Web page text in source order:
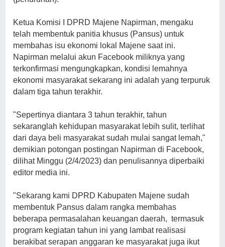
Ketua Komisi I DPRD Majene Napirman, mengaku
telah membentuk panitia khusus (Pansus) untuk
membahas isu ekonomi lokal Majene saat ini.
Napirman melalui akun Facebook miliknya yang
terkonfirmasi mengungkapkan, kondisi lemahnya
ekonomi masyarakat sekarang ini adalah yang terpuruk
dalam tiga tahun terakhir.
"Sepertinya diantara 3 tahun terakhir, tahun
sekaranglah kehidupan masyarakat lebih sulit, terlihat
dari daya beli masyarakat sudah mulai sangat lemah,"
demikian potongan postingan Napirman di Facebook,
dilihat Minggu (2/4/2023) dan penulisannya diperbaiki
editor media ini.
"Sekarang kami DPRD Kabupaten Majene sudah
membentuk Pansus dalam rangka membahas
beberapa permasalahan keuangan daerah, termasuk
program kegiatan tahun ini yang lambat realisasi
berakibat serapan anggaran ke masyarakat juga ikut